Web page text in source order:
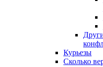
Курьезы
Сколько